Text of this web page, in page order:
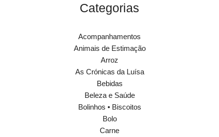
Categorias
Acompanhamentos
Animais de Estimação
Arroz
As Crónicas da Luísa
Bebidas
Beleza e Saúde
Bolinhos • Biscoitos
Bolo
Carne